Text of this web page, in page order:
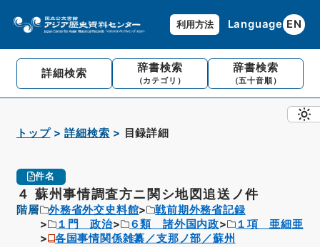
利用方法 Language EN
詳細検索 辞書検索
（カテゴリ）
辞書検索
（五十音順）
トップ 詳細検索 目録詳細
件名
４ 蘇州事情調査方ニ関シ地図追送ノ件
階層 外務省外交史料館
戦前期外務省記録
１門 政治
６類 諸外国内政
１項 亜細亜
各国事情関係雑纂／支那ノ部／蘇州